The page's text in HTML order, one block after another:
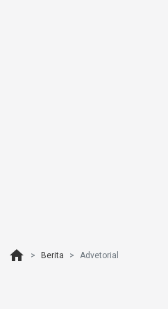
home Berita Advetorial